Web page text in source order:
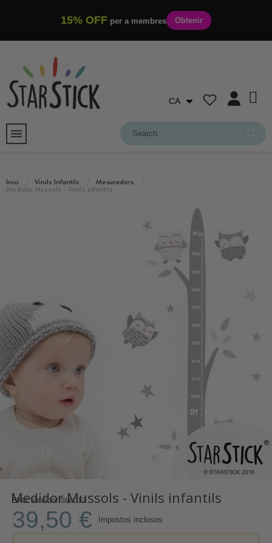
15% OFF per a membres Obtenir
CA
Inici Vinils Infantils
Mesuradors
Medidor Mussols - Vinils infantils
Medidor Mussols - Vinils infantils
SKU Medidor Star013
39,50 € Impostos inclosos